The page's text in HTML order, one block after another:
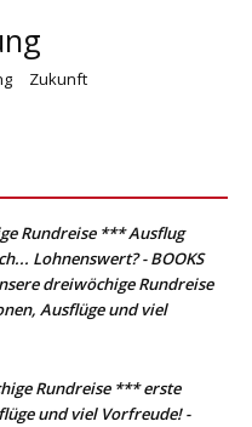
Zukunft
Rundreise *** Ausflug
Lohnenswert? - BOOKS
dreiwöchige Rundreise
Ausflüge und viel
Rundreise *** erste
und viel Vorfreude! -